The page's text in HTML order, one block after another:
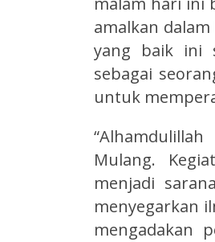
amalkan
yang baik ini
sebagai
untuk
Mulang.
menjadi
menyegarkan
mengadakan